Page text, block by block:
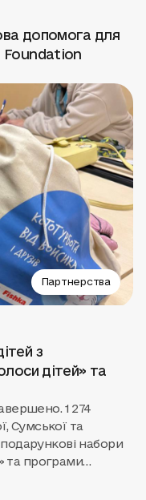
допомога для
Foundation
Партнерства
з
дітей» та
1 274
Сумської та
набори
та програми